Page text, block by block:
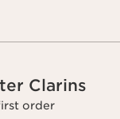
Clarins
order